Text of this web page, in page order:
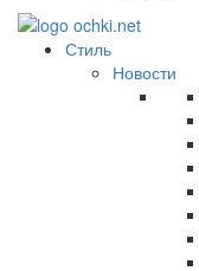
Стиль
Новости